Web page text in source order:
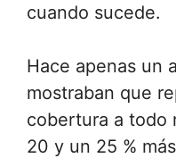
cuando sucede.
Hace apenas un
mostraban que
cobertura a todo
20 y un 25 %